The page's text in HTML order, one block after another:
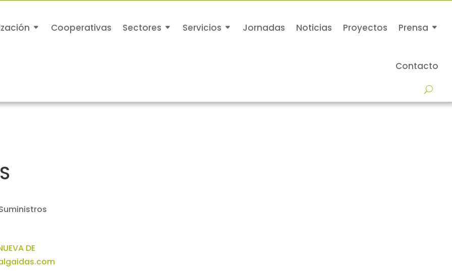
Cooperativas Sectores Servicios Jornadas Noticias Proyectos Prensa
Contacto
DE